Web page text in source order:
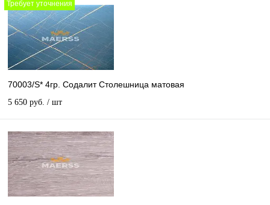
Требует уточнения
70003/S* 4гр. Содалит Столешница матовая
5 650 руб. / шт